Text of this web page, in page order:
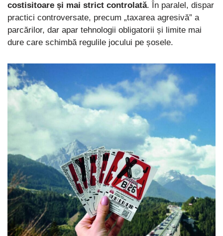
costisitoare și mai strict controlată. În paralel, dispar
practici controversate, precum „taxarea agresivă” a
parcărilor, dar apar tehnologii obligatorii și limite mai
dure care schimbă regulile jocului pe șosele.